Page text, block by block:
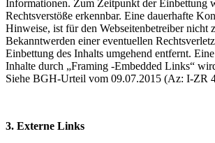
Informationen. Zum Zeitpunkt der Einbettung
Rechtsverstöße erkennbar. Eine dauerhafte
Hinweise, ist für den Webseitenbetreiber nicht
Bekanntwerden einer eventuellen
Einbettung des Inhalts umgehend entfernt.
Inhalte durch „Framing -Embedded Links“
Siehe BGH-Urteil vom 09.07.2015 (Az: I-ZR
3. Externe Links